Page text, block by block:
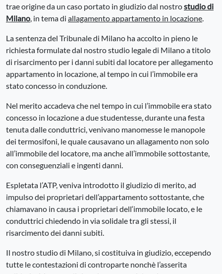
trae origine da un caso portato in giudizio dal nostrostudio di
Milano, in tema di allagamento appartamento in locazione.
La sentenza del Tribunale di Milano ha accolto in pieno le
richiesta formulate dal nostro studio legale di Milano a titolo
di risarcimento per i danni subiti dal locatore per allegamento
appartamento in locazione, al tempo in cui l’immobile era
stato concesso in conduzione.
Nel merito accadeva che nel tempo in cui l’immobile era stato
concesso in locazione a due studentesse, durante una festa
tenuta dalle conduttrici, venivano manomesse le manopole
dei termosifoni, le quale causavano un allagamento non solo
all’immobile del locatore, ma anche all’immobile sottostante,
con conseguenziali e ingenti danni.
Espletata l’ATP, veniva introdotto il giudizio di merito, ad
impulso dei proprietari dell’appartamento sottostante, che
chiamavano in causa i proprietari dell‘immobile locato, e le
conduttrici chiedendo in via solidale tra gli stessi, il
risarcimento dei danni subiti.
Il nostro studio di Milano, si costituiva in giudizio, eccependo
tutte le contestazioni di controparte nonchè l’asserita